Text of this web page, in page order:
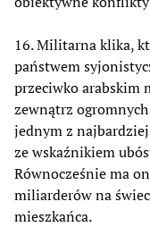
16. Militarna klika,
państwem
przeciwko arabskim
zewnątrz
jednym z
ze wskaźnikiem
Równocześnie ma
miliarderów na
mieszkańca.